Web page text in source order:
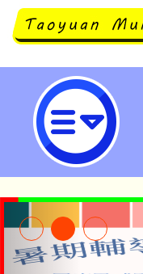
neilrpjhstyc